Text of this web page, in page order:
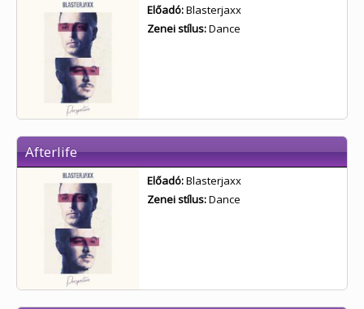
Előadó:Blasterjaxx
Zenei stílus:Dance
Afterlife
Előadó:Blasterjaxx
Zenei stílus:Dance